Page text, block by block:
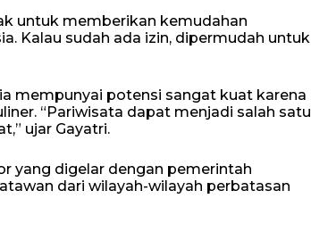
untuk memberikan kemudahan
Kalau sudah ada izin, dipermudah untuk
mempunyai potensi sangat kuat karena
“Pariwisata dapat menjadi salah satu
ujar Gayatri.
yang digelar dengan pemerintah
dari wilayah-wilayah perbatasan